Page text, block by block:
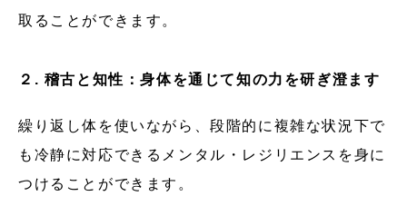
取ることができます。
２. 稽古と知性：身体を通じて知の力を研ぎ澄ます
繰り返し体を使いながら、段階的に複雑な状況下で
も冷静に対応できるメンタル・レジリエンスを身に
つけることができます。